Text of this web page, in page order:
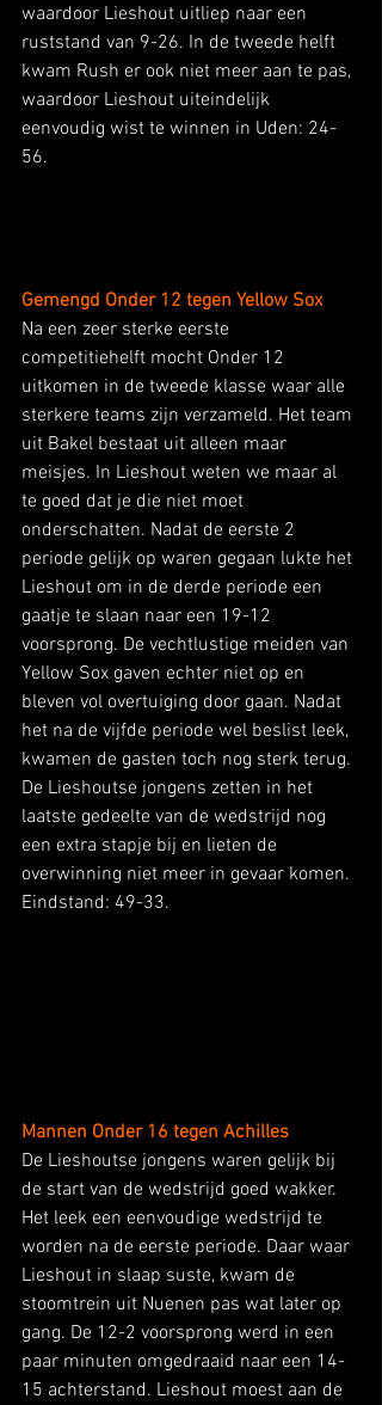
waardoor Lieshout uitliep naar een
ruststand van 9-26. In de tweede helft
kwam Rush er ook niet meer aan te pas,
waardoor Lieshout uiteindelijk
eenvoudig wist te winnen in Uden: 24-
56.
Gemengd Onder 12 tegen Yellow Sox
Na een zeer sterke eerste
competitiehelft mocht Onder 12
uitkomen in de tweede klasse waar alle
sterkere teams zijn verzameld. Het team
uit Bakel bestaat uit alleen maar
meisjes. In Lieshout weten we maar al
te goed dat je die niet moet
onderschatten. Nadat de eerste 2
periode gelijk op waren gegaan lukte het
Lieshout om in de derde periode een
gaatje te slaan naar een 19-12
voorsprong. De vechtlustige meiden van
Yellow Sox gaven echter niet op en
bleven vol overtuiging door gaan. Nadat
het na de vijfde periode wel beslist leek,
kwamen de gasten toch nog sterk terug.
De Lieshoutse jongens zetten in het
laatste gedeelte van de wedstrijd nog
een extra stapje bij en lieten de
overwinning niet meer in gevaar komen.
Eindstand: 49-33.
Mannen Onder 16 tegen Achilles
De Lieshoutse jongens waren gelijk bij
de start van de wedstrijd goed wakker.
Het leek een eenvoudige wedstrijd te
worden na de eerste periode. Daar waar
Lieshout in slaap suste, kwam de
stoomtrein uit Nuenen pas wat later op
gang. De 12-2 voorsprong werd in een
paar minuten omgedraaid naar een 14-
15 achterstand. Lieshout moest aan de